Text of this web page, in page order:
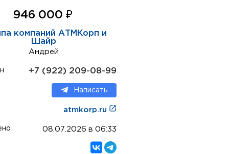
946 000 ₽
компаний АТМКорп и
Шайр
Андрей
+7 (922) 209-08-99
Написать
atmkorp.ru
08.07.2026 в 06:33